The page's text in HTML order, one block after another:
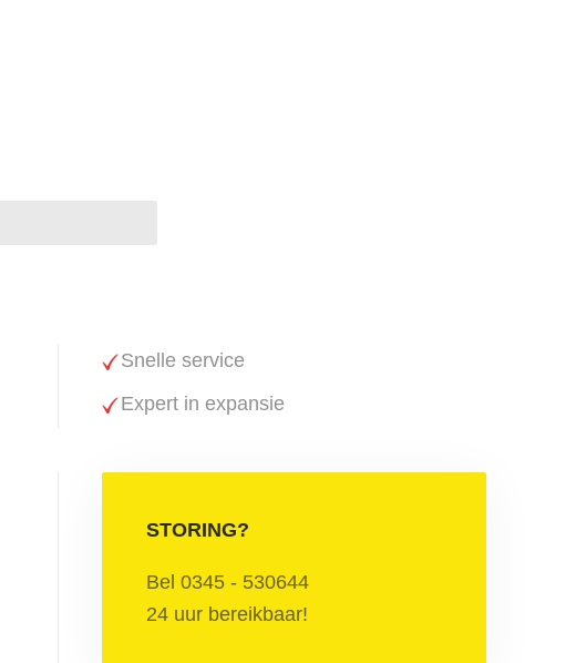
Snelle service
Expert in expansie
STORING?
Bel 0345 - 530644
24 uur bereikbaar!